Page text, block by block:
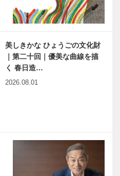
ンス…
⊘ 物語が始
BEGINS –
vol.69 ■国
ン専門店］有
馬金泉塩プ…
本家・本流｜
起業明治元年
｜㊎柴田音吉
美しきかな ひょうごの文化財
｜第二十回｜優美な曲線を描
く 春日造…
2026.08.01